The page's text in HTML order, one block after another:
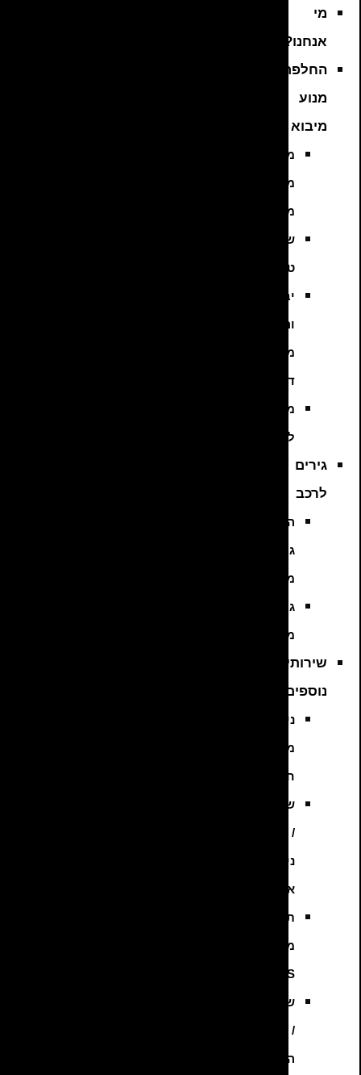
מי
אנחנו?
החלפת
מנוע
מיבוא
מנועים
משומשים
מיבוא
שיפוץ
טורבו
יבוא
והתקנת
מנועי
דיזל
מנועים
למשאיות
גירים
לרכב
החלפת
גירים
מיבוא
גירים
מפירוק
שירותים
נוספים
ניקוי
מסנן
חלקיקים
שיפוץ
/
ניקוי
אינג’קטורים
תיקון
מערכת
ABS
שיפוץ
/
החלפת